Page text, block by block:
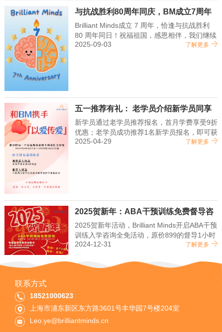
与抗战胜利80周年同庆，BM成立7周年
了！
Brilliant Minds成立 7 周年，恰逢与抗战胜利
80 周年同日！祝福祖国，感恩相伴，我们继续
守护孩子成长～
2025-09-03 了解更多
五一推荐有礼： 老学员介绍新学员同享
优惠
新学员通过老学员推荐报名，首月学费享受9折
优惠；老学员成功推荐1名新学员报名，即可获
得与新学员优惠金额等值的学费抵扣金
2025-04-29 了解更多
2025贺新年：ABA干预训练免费督导咨
询！
2025贺新年活动，Brilliant Minds开启ABA干预
训练入学咨询全免活动，原价899的督导1小时
咨询，现在全免费！
2024-12-31 了解更多
联系方式
18521000623
上海市浦东新区东方路3601号丰华园7号楼204室
Leo.ye@brilliantminds.cn